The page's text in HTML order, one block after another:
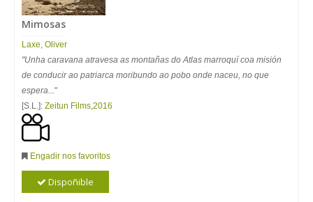
Mimosas
Laxe, Oliver
"Unha caravana atravesa as montañas do Atlas marroquí coa misión
de conducir ao patriarca moribundo ao pobo onde naceu, no que
espera..."
[S.L.]: Zeitun Films,2016
Engadir nos favoritos
Dispoñible